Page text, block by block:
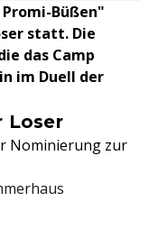
Büßen"
statt. Die
das Camp
im Duell der
Loser
Nominierung zur